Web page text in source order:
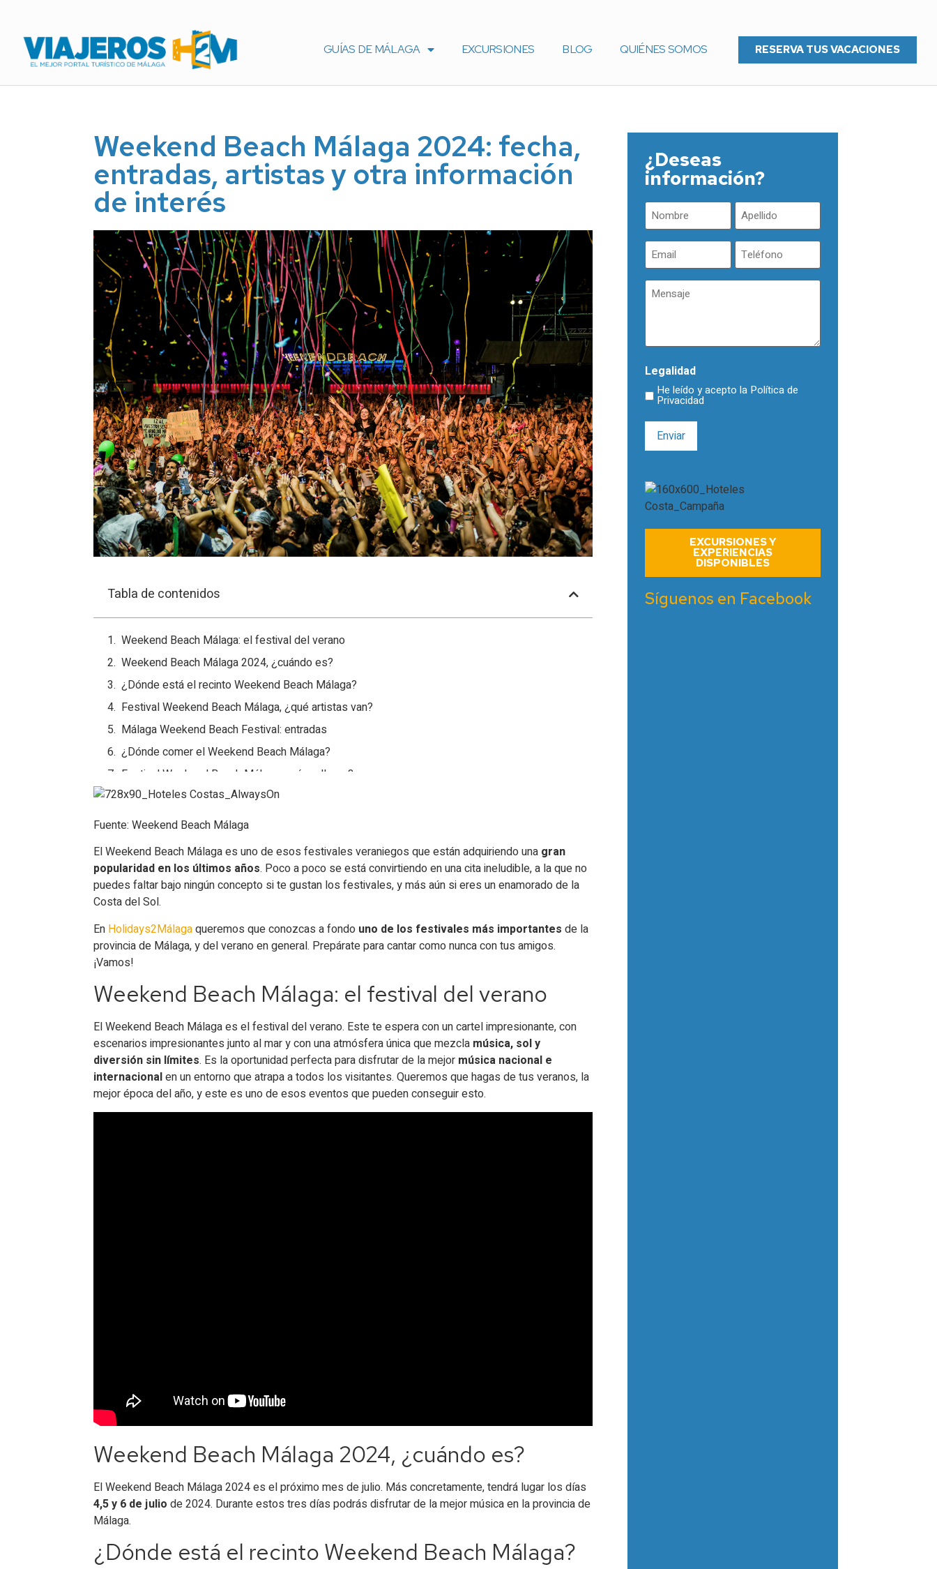
GUÍAS DE MÁLAGA EXCURSIONES BLOG QUIÉNES SOMOS RESERVA TUS VACACIONES
Weekend Beach Málaga 2024: fecha,
entradas, artistas y otra información
de interés
Tabla de contenidos
Weekend Beach Málaga: el festival del verano
Weekend Beach Málaga 2024, ¿cuándo es?
¿Dónde está el recinto Weekend Beach Málaga?
Festival Weekend Beach Málaga, ¿qué artistas van?
Málaga Weekend Beach Festival: entradas
¿Dónde comer el Weekend Beach Málaga?
Festival Weekend Beach Málaga: ¿cómo llegar?
¿Dónde dormir en el Weekend Beach Málaga 2024?
Fuente: Weekend Beach Málaga
El Weekend Beach Málaga es uno de esos festivales veraniegos que están adquiriendo una gran
popularidad en los últimos años. Poco a poco se está convirtiendo en una cita ineludible, a la que no
puedes faltar bajo ningún concepto si te gustan los festivales, y más aún si eres un enamorado de la
Costa del Sol.
En Holidays2Málagaqueremos que conozcas a fondo uno de los festivales más importantes de la
provincia de Málaga, y del verano en general. Prepárate para cantar como nunca con tus amigos.
¡Vamos!
Weekend Beach Málaga: el festival del verano
El Weekend Beach Málaga es el festival del verano. Este te espera con un cartel impresionante, con
escenarios impresionantes junto al mar y con una atmósfera única que mezcla música, sol y
diversión sin límites. Es la oportunidad perfecta para disfrutar de la mejor música nacional e
internacionalen un entorno que atrapa a todos los visitantes. Queremos que hagas de tus veranos, la
mejor época del año, y este es uno de esos eventos que pueden conseguir esto.
Weekend Beach Málaga 2024, ¿cuándo es?
El Weekend Beach Málaga 2024 es el próximo mes de julio. Más concretamente, tendrá lugar los días
4,5 y 6 de julio de 2024. Durante estos tres días podrás disfrutar de la mejor música en la provincia de
Málaga.
¿Dónde está el recinto Weekend Beach Málaga?
¿Deseas
información?
Nombre
(Obligatorio)
Apellidos
(Obligatorio)
Email
(Obligatorio)
Teléfono
(Obligatorio)
Mensaje
Legalidad
He leído y acepto la Política de
Privacidad
EXCURSIONES Y
EXPERIENCIAS
DISPONIBLES
Síguenos en Facebook